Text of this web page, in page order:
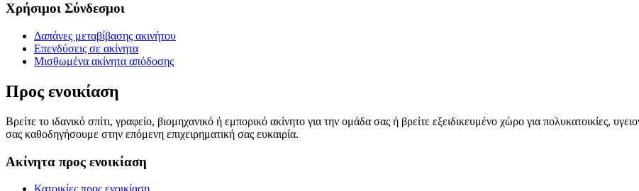
Χρήσιμοι Σύνδεσμοι
Δαπάνες μεταβίβασης ακινήτου
Επενδύσεις σε ακίνητα
Μισθωμένα ακίνητα απόδοσης
Προς ενοικίαση
Βρείτε το ιδανικό σπίτι, γραφείο, βιομηχανικό ή εμπορικό ακίνητο για την ομάδα σας ή βρείτε εξειδικευμένο χώρο για πολυκατοικίες,
σας καθοδηγήσουμε στην επόμενη επιχειρηματική σας ευκαιρία.
Ακίνητα προς ενοικίαση